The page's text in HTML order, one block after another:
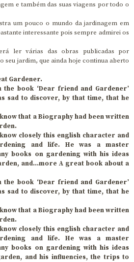
e também das suas viagens por todo o
um pouco o mundo da jardinagem em
interessante pois sempre admirei os
ler várias das obras publicadas por
seu jardim, que ainda hoje continua aberto
Gardener.
book ‘Dear friend and Gardener’
sad to discover, by that time, that he
that a Biography had been written
closely this english character and
and life. He was a master
books on gardening with his ideas
and…more A great book about a
book ‘Dear friend and Gardener’
sad to discover, by that time, that he
that a Biography had been written
closely this english character and
and life. He was a master
books on gardening with his ideas
and his influencies, the trips to